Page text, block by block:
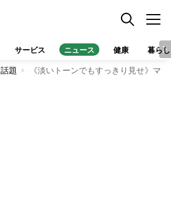
サービス ニュース 健康 暮らし
話題 《淡いトーンでもすっきり見せ》マ